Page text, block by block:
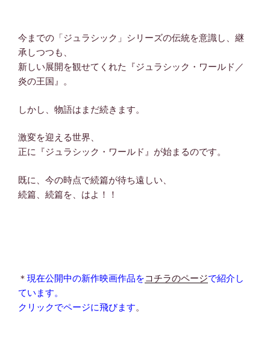
今までの「ジュラシック」シリーズの伝統を意識し、継
承しつつも、
新しい展開を観せてくれた『ジュラシック・ワールド／
炎の王国』。
しかし、物語はまだ続きます。
激変を迎える世界、
正に『ジュラシック・ワールド』が始まるのです。
既に、今の時点で続篇が待ち遠しい、
続篇、続篇を、はよ！！
＊ 現在公開中の新作映画作品をコチラのページで紹介し
ています。
クリックでページに飛びます。